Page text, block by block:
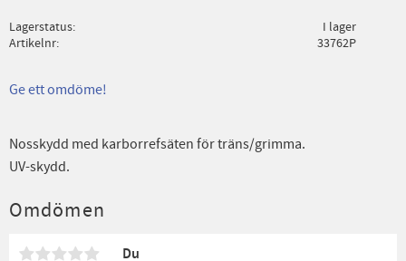
Lagerstatus
I lager
Artikelnr
33762P
Ge ett omdöme!
Nosskydd med karborrefsäten för träns/grimma.
UV-skydd.
Omdömen
Du